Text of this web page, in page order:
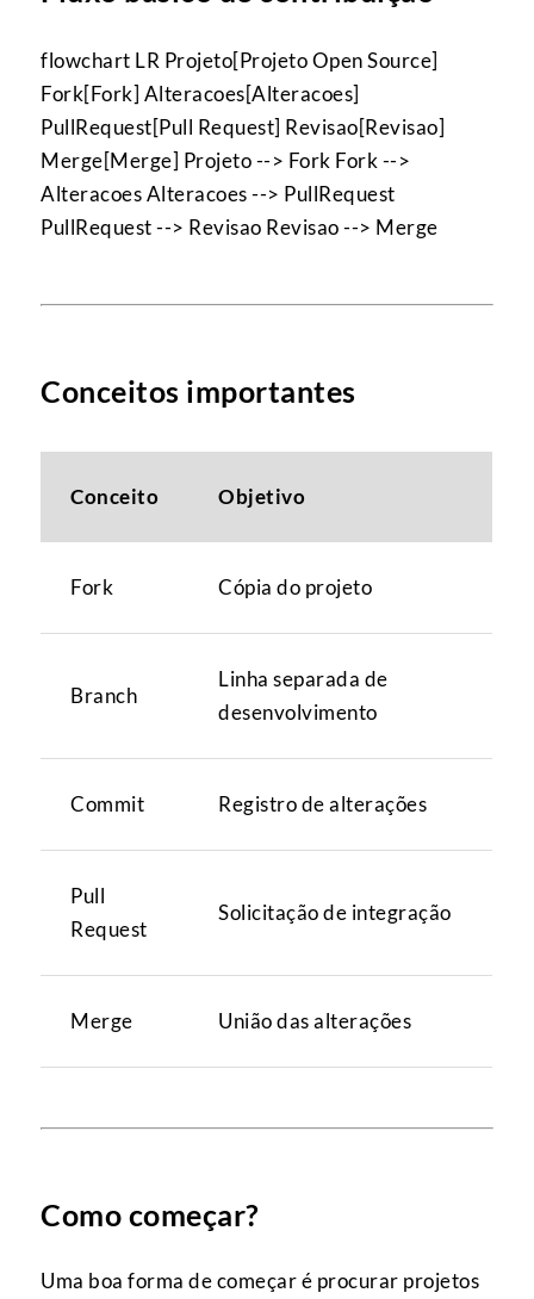
flowchart LR Projeto[Projeto Open Source]
Fork[Fork] Alteracoes[Alteracoes]
PullRequest[Pull Request] Revisao[Revisao]
Merge[Merge] Projeto --> Fork Fork -->
Alteracoes Alteracoes --> PullRequest
PullRequest --> Revisao Revisao --> Merge
Conceitos importantes
Conceito Objetivo
Fork Cópia do projeto
Branch
Linha separada de
desenvolvimento
Commit Registro de alterações
Pull
Request
Solicitação de integração
Merge União das alterações
Como começar?
Uma boa forma de começar é procurar projetos